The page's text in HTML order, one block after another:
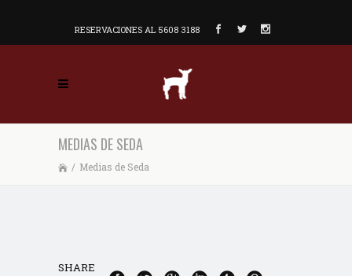
RESERVACIONES AL 5608 3188
MEDIAS DE SEDA
/ Medias de Seda
SHARE